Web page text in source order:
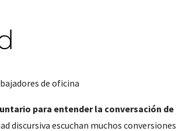
de oficina
para entender la conversación de
discursiva escuchan muchos conversiones